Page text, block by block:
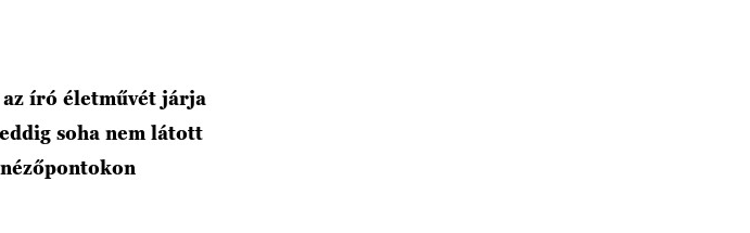
író életművét járja
soha nem látott